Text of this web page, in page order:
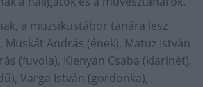
a muzsikustábor tanára lesz
Muskát András (ének), Matuz István
(fuvola), Klenyán Csaba (klarinét),
Varga István (gordonka),